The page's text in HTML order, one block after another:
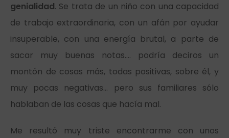
genialidad. Se trata de un niño con una capacidad
de trabajo extraordinaria, con un afán por ayudar
insuperable, con una energía brutal, a parte de
sacar muy buenas notas…. podría deciros un
montón de cosas más, todas positivas, sobre él, y
muy pocas negativas… pero sus familiares sólo
hablaban de las cosas que hacía mal.
Me resultó muy triste encontrarme con unos